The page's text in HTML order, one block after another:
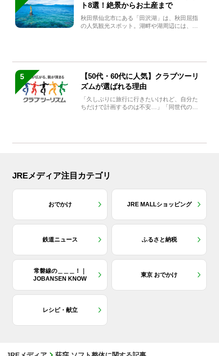
ト8選！絶景からお土産まで
秋田県仙北市にある「田沢湖」は、秋田屈指
の人気観光スポット。湖畔や湖周辺には、田
5
【50代・60代に人気】クラブツーリ
ズムが選ばれる理由
「久しぶりに旅行に行きたいけれど、自分た
ちだけで計画するのは不安…」「同世代の方
JREメディア注目カテゴリ
おでかけ JRE MALLショッピング
鉄道ニュース ふるさと納税
常磐線の＿＿＿！｜
JOBANSEN KNOW
東京 おでかけ
レシピ・献立